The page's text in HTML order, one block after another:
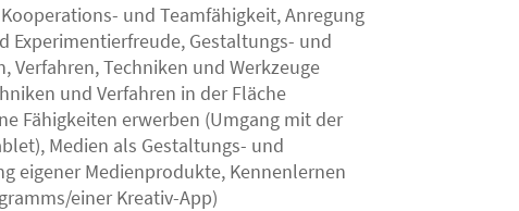
und Teamfähigkeit, Anregung
Experimentierfreude, Gestaltungs- und
Verfahren, Techniken und Werkzeuge
und Verfahren in der Fläche
Fähigkeiten erwerben (Umgang mit der
Medien als Gestaltungs- und
eigener Medienprodukte, Kennenlernen
einer Kreativ-App)